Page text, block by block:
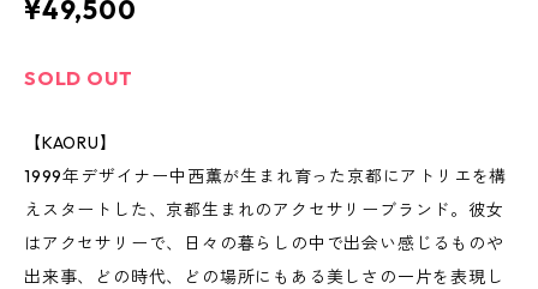
¥49,500
SOLD OUT
【KAORU】
1999年デザイナー中西薫が生まれ育った京都にアトリエを構
えスタートした、京都生まれのアクセサリーブランド。彼女
はアクセサリーで、日々の暮らしの中で出会い感じるものや
出来事、どの時代、どの場所にもある美しさの一片を表現し